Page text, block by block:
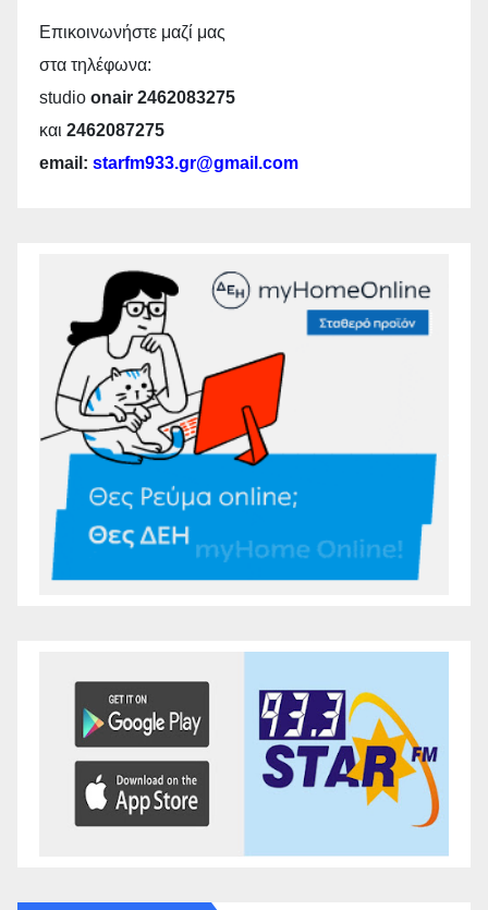
Επικοινωνήστε μαζί μας
στα τηλέφωνα:
studio onair 2462083275
και 2462087275
email: starfm933.gr@gmail.com